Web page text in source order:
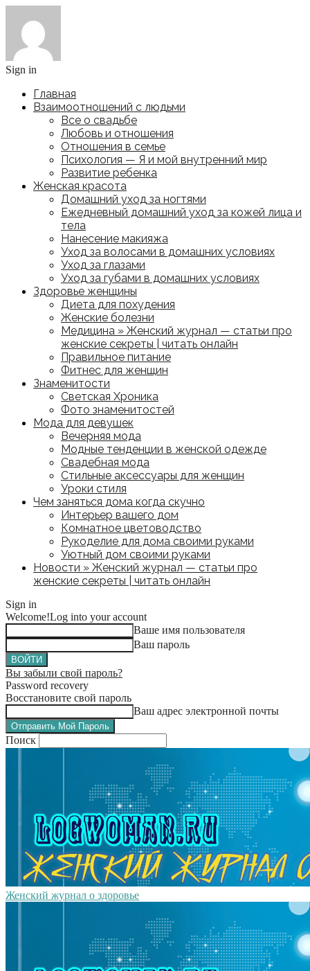
Sign in
Главная
Взаимоотношений с людьми
Все о свадьбе
Любовь и отношения
Отношения в семье
Психология — Я и мой внутренний мир
Развитие ребенка
Женская красота
Домашний уход за ногтями
Ежедневный домашний уход за кожей лица и
тела
Нанесение макияжа
Уход за волосами в домашних условиях
Уход за глазами
Уход за губами в домашних условиях
Здоровье женщины
Диета для похудения
Женские болезни
Медицина » Женский журнал — статьи про
женские секреты | читать онлайн
Правильное питание
Фитнес для женщин
Знаменитости
Светская Хроника
Фото знаменитостей
Мода для девушек
Вечерняя мода
Модные тенденции в женской одежде
Свадебная мода
Стильные аксессуары для женщин
Уроки стиля
Чем заняться дома когда скучно
Интерьер вашего дом
Комнатное цветоводство
Рукоделие для дома своими руками
Уютный дом своими руками
Новости » Женский журнал — статьи про
женские секреты | читать онлайн
Sign in
Welcome!Log into your account
Ваше имя пользователя
Ваш пароль
Вы забыли свой пароль?
Password recovery
Восстановите свой пароль
Ваш адрес электронной почты
Поиск
Женский журнал о здоровье